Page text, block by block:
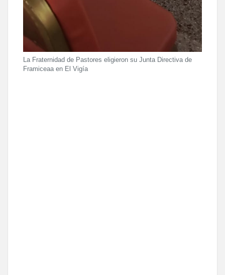
La Fraternidad de Pastores eligieron su Junta Directiva de
Framiceaa en El Vigía